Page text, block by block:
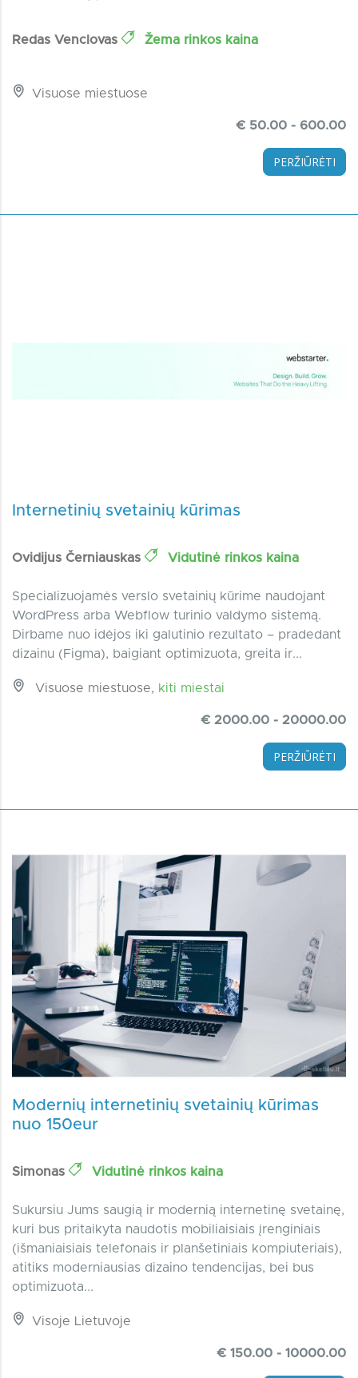
Redas Venclovas Žema rinkos kaina
Visuose miestuose
€ 50.00 - 600.00
PERŽIŪRĖTI
Internetinių svetainių kūrimas
Ovidijus Černiauskas Vidutinė rinkos kaina
Specializuojamės verslo svetainių kūrime naudojant
WordPress arba Webflow turinio valdymo sistemą.
Dirbame nuo idėjos iki galutinio rezultato – pradedant
dizainu (Figma), baigiant optimizuota, greita ir...
Visuose miestuose, kiti miestai
€ 2000.00 - 20000.00
PERŽIŪRĖTI
Modernių internetinių svetainių kūrimas
nuo 150eur
Simonas Vidutinė rinkos kaina
Sukursiu Jums saugią ir modernią internetinę svetainę,
kuri bus pritaikyta naudotis mobiliaisiais įrenginiais
(išmaniaisiais telefonais ir planšetiniais kompiuteriais),
atitiks moderniausias dizaino tendencijas, bei bus
optimizuota...
Visoje Lietuvoje
€ 150.00 - 10000.00